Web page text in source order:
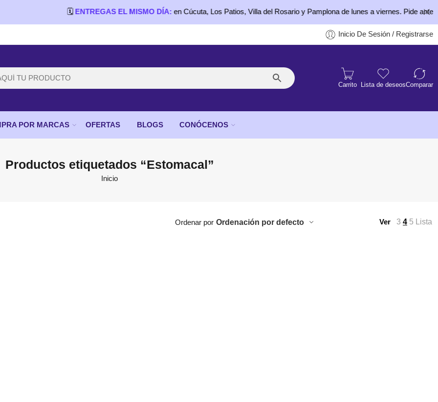
ENTREGAS EL MISMO DÍA:en Cúcuta, Los Patios, Villa del Rosario y Pamplona de lunes a viernes. Pide antes de
Inicio De Sesión / Registrarse
Carrito Lista de deseosComparar
POR MARCAS OFERTAS BLOGS CONÓCENOS
Productos etiquetados “Estomacal”
Inicio
Ordenar por Ordenación por defecto Ver 3 4 5 Lista